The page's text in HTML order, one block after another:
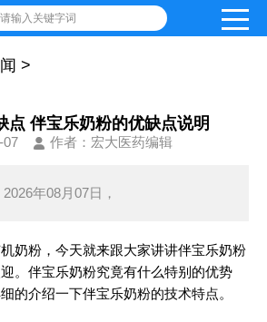
请输入关键字词
>
点 伴宝乐奶粉的优缺点说明
07 作者：宏大医药编辑
年08月07日，
奶粉，今天就来跟大家讲讲伴宝乐奶粉
。伴宝乐奶粉究竟有什么特别的优势
的介绍一下伴宝乐奶粉的技术特点。